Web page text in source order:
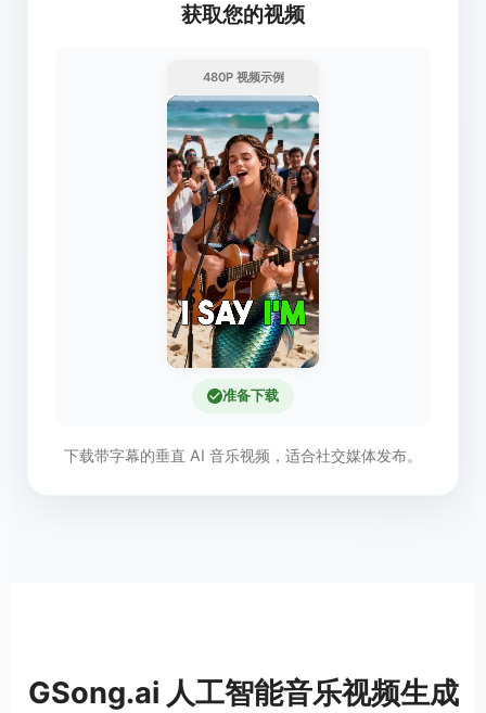
获取您的视频
480P 视频示例
准备下载
下载带字幕的垂直 AI 音乐视频，适合社交媒体发布。
GSong.ai 人工智能音乐视频生成